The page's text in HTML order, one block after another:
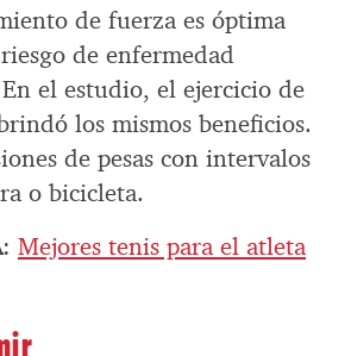
de fuerza es óptima
de enfermedad
el estudio, el ejercicio de
los mismos beneficios.
de pesas con intervalos
o bicicleta.
: Mejores tenis para el atleta